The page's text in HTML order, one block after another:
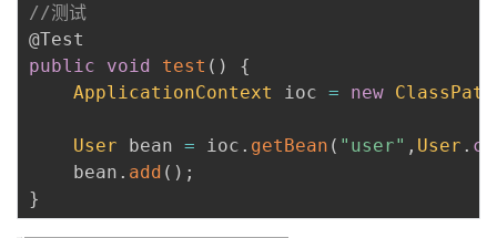
//测试
@Test
public
void test ( )
{
ApplicationContext
ioc = new
User bean = ioc . getBean ( "user" , User .
	bean
. add ( ) ;
}